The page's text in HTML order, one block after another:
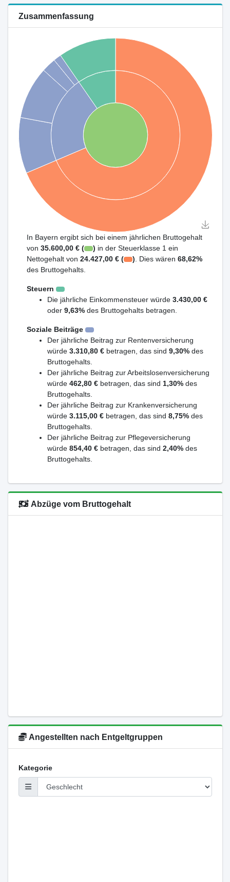
Zusammenfassung
In Bayern ergibt sich bei einem jährlichen Bruttogehalt
von 35.600,00 € ( ) in der Steuerklasse 1 ein
Nettogehalt von 24.427,00 € ( ) . Dies wären68,62%
des Bruttogehalts.
Steuern
Die jährliche Einkommensteuer würde 3.430,00 €
oder 9,63% des Bruttogehalts betragen.
Soziale Beiträge
Der jährliche Beitrag zur Rentenversicherung
würde 3.310,80 € betragen, das sind 9,30% des
Bruttogehalts.
Der jährliche Beitrag zur Arbeitslosenversicherung
würde 462,80 € betragen, das sind 1,30% des
Bruttogehalts.
Der jährliche Beitrag zur Krankenversicherung
würde 3.115,00 € betragen, das sind 8,75% des
Bruttogehalts.
Der jährliche Beitrag zur Pflegeversicherung
würde 854,40 € betragen, das sind 2,40% des
Bruttogehalts.
Abzüge vom Bruttogehalt
Angestellten nach Entgeltgruppen
Kategorie